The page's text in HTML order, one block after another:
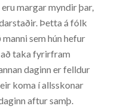
margar myndir þar,
Þetta á fólk
sem hún hefur
að taka fyrirfram
daginn er felldur
koma í allsskonar
aftur samþ.